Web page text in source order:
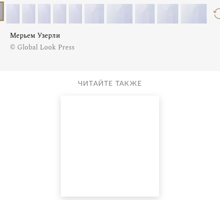
Мерьем Узерли
© Global Look Press
ЧИТАЙТЕ ТАКЖЕ